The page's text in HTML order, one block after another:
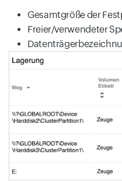
Gesamtgröße der
Freier/verwendeter